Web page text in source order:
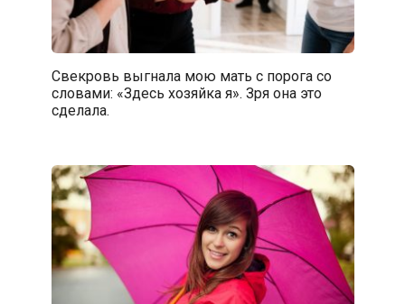
Свекровь выгнала мою мать с порога со
словами: «Здесь хозяйка я». Зря она это
сделала.